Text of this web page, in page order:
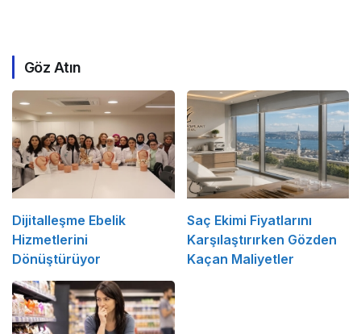
Göz Atın
Dijitalleşme Ebelik
Hizmetlerini
Dönüştürüyor
Saç Ekimi Fiyatlarını
Karşılaştırırken Gözden
Kaçan Maliyetler